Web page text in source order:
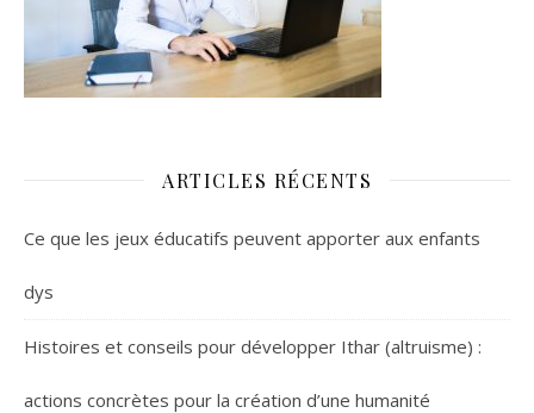
ARTICLES RÉCENTS
Ce que les jeux éducatifs peuvent apporter aux enfants
dys
Histoires et conseils pour développer Ithar (altruisme) :
actions concrètes pour la création d’une humanité